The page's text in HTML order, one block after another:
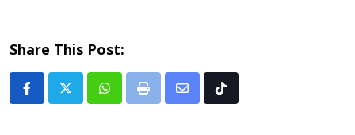
Share This Post:
Whatsapp
Print
Share Tiktok